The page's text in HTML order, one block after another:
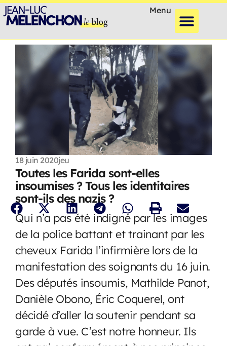
Menu
18 juin 2020jeu
Toutes les Farida sont-elles
insoumises ? Tous les identitaires
sont-ils des nazis ?
Qui n’a pas été indigné par les images
de la police battant et trainant par les
cheveux Farida l’infirmière lors de la
manifestation des soignants du 16 juin.
Des députés insoumis, Mathilde Panot,
Danièle Obono, Éric Coquerel, ont
décidé d’aller la soutenir pendant sa
garde à vue. C’est notre honneur. Ils